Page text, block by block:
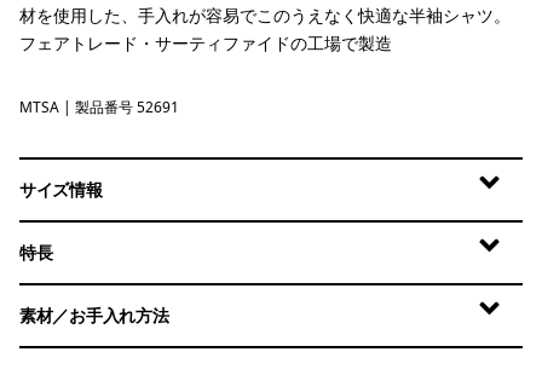
材を使用した、手入れが容易でこのうえなく快適な半袖シャツ。
フェアトレード・サーティファイドの工場で製造
Moon Tripper: Blue Sage
MTSA | 製品番号 52691
サイズ情報
特長
素材／お手入れ方法